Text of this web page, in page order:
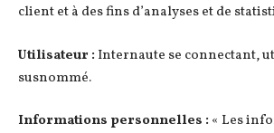
client et à des fins d’analyses et de
Utilisateur : Internaute se connectant,
susnommé.
Informations personnelles : « Les